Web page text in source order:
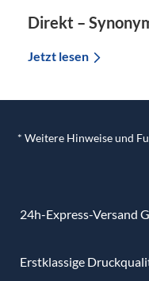
Direkt –
Jetzt lesen
* Weitere Hinweise und
24h-Express-Versand
Erstklassige